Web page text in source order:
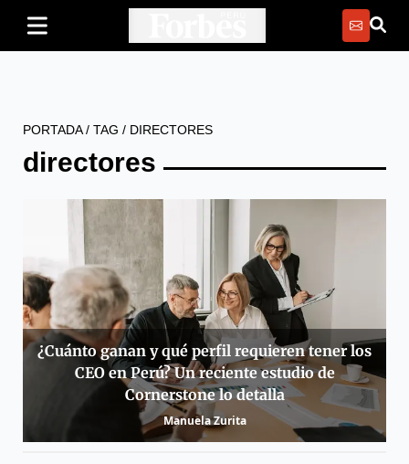
PORTADA/ TAG / DIRECTORES
directores
¿Cuánto ganan y qué perfil requieren tener los
CEO en Perú? Un reciente estudio de
Cornerstone lo detalla
Manuela Zurita